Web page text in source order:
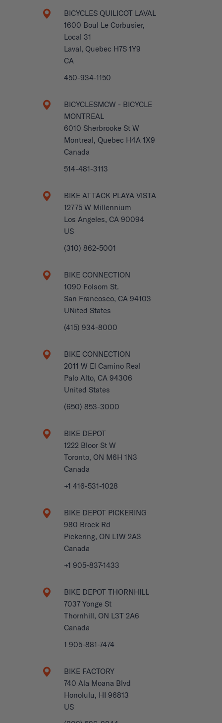
BICYCLES QUILICOT LAVAL
1600 Boul Le Corbusier,
Local 31
Laval, Quebec H7S 1Y9
CA
450-934-1150
BICYCLESMCW - BICYCLE
MONTREAL
6010 Sherbrooke St W
Montreal, Quebec H4A 1X9
Canada
514-481-3113
BIKE ATTACK PLAYA VISTA
12775 W Millennium
Los Angeles, CA 90094
US
(310) 862-5001
BIKE CONNECTION
1090 Folsom St.
San Francosco, CA 94103
UNited States
(415) 934-8000
BIKE CONNECTION
2011 W El Camino Real
Palo Alto, CA 94306
United States
(650) 853-3000
BIKE DEPOT
1222 Bloor St W
Toronto, ON M6H 1N3
Canada
+1 416-531-1028
BIKE DEPOT PICKERING
980 Brock Rd
Pickering, ON L1W 2A3
Canada
+1 905-837-1433
BIKE DEPOT THORNHILL
7037 Yonge St
Thornhill, ON L3T 2A6
Canada
1 905-881-7474
BIKE FACTORY
740 Ala Moana Blvd
Honolulu, HI 96813
US